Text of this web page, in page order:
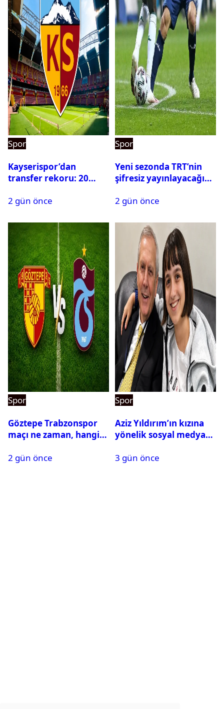
Spor
Kayserispor’dan
transfer rekoru: 20
2 gün önce
Spor
Yeni sezonda TRT’nin
şifresiz yayınlayacağı
2 gün önce
Spor
Göztepe Trabzonspor
maçı ne zaman, hangi
oynayacak mı?
2 gün önce
Spor
Aziz Yıldırım’ın kızına
yönelik sosyal medya
hakkında karar çıktı
3 gün önce